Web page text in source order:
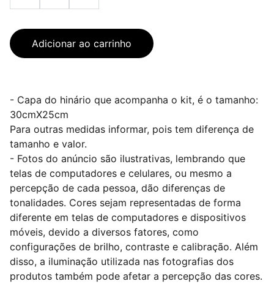
Adicionar ao carrinho
- Capa do hinário que acompanha o kit, é o tamanho:
30cmX25cm
Para outras medidas informar, pois tem diferença de
tamanho e valor.
- Fotos do anúncio são ilustrativas, lembrando que
telas de computadores e celulares, ou mesmo a
percepção de cada pessoa, dão diferenças de
tonalidades. Cores sejam representadas de forma
diferente em telas de computadores e dispositivos
móveis, devido a diversos fatores, como
configurações de brilho, contraste e calibração. Além
disso, a iluminação utilizada nas fotografias dos
produtos também pode afetar a percepção das cores.